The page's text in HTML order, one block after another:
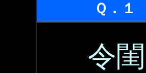
Ｑ．１
令閨